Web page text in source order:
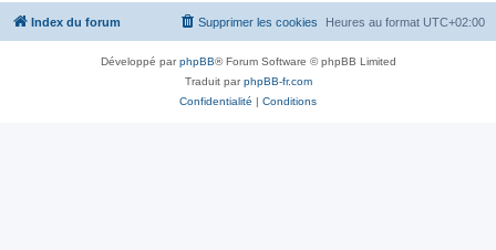
e
Index du forum Heures au format UTC+02:00
Supprimer les cookies
Développé parphpBB® Forum Software © phpBB Limited
Traduit parphpBB-fr.com
Confidentialité | Conditions